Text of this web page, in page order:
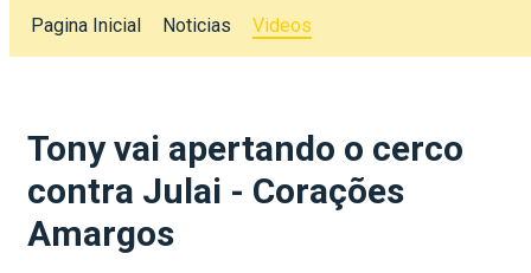
Pagina Inicial Noticias Videos
Tony vai apertando o cerco
contra Julai - Corações
Amargos